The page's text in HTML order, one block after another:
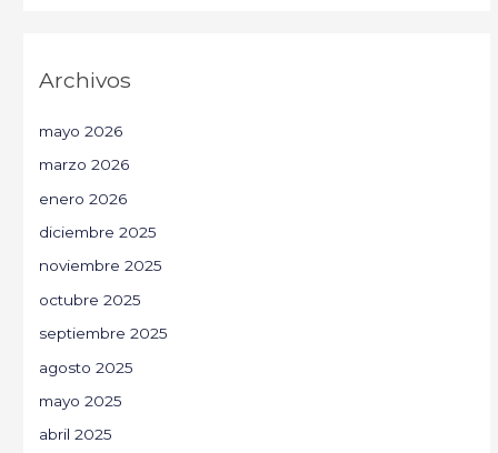
Archivos
mayo 2026
marzo 2026
enero 2026
diciembre 2025
noviembre 2025
octubre 2025
septiembre 2025
agosto 2025
mayo 2025
abril 2025